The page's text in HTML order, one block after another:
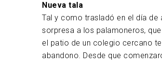
Nueva tala
Tal y como trasladó en el día de
sorpresa a los palamoneros,
el patio de un colegio cercano
abandono. Desde que